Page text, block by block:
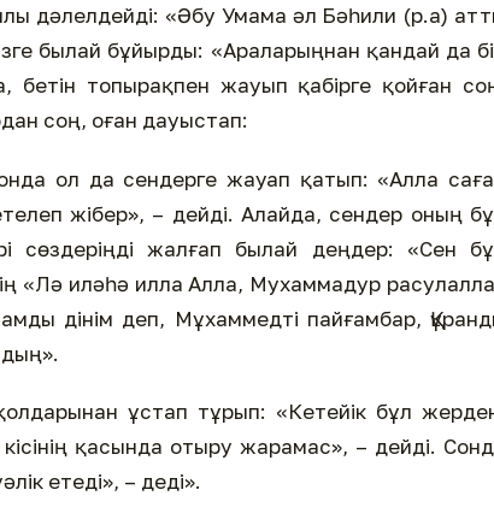
дәлелдейді: «Әбу Умама әл Бәһили (р.а)
былай бұйырды: «Араларыңнан қандай да
топырақпен жауып қабірге қойған
соң, оған дауыстап:
ол да сендерге жауап қатып: «Алла
жібер», – дейді. Алайда, сендер оның
сөздеріңді жалғап былай деңдер: «Сен
«Лә иләһә илла Алла, Мухаммадур
дінім деп, Мұхаммедті пайғамбар,
ұстап тұрып: «Кетейік бұл
кісінің қасында отыру жарамас», – дейді.
етеді», – деді».